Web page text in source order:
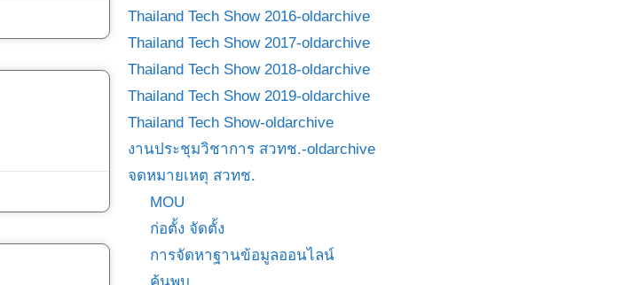
Thailand Tech Show 2016-oldarchive
Thailand Tech Show 2017-oldarchive
Thailand Tech Show 2018-oldarchive
Thailand Tech Show 2019-oldarchive
Thailand Tech Show-oldarchive
งานประชุมวิชาการ สวทช.-oldarchive
จดหมายเหตุ สวทช.
MOU
ก่อตั้ง จัดตั้ง
การจัดหาฐานข้อมูลออนไลน์